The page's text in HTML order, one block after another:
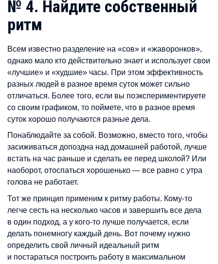
№ 4. Найдите собственный
ритм
Всем известно разделение на «сов» и «жаворонков»,
однако мало кто действительно знает и использует свои
«лучшие» и «худшие» часы. При этом эффективность
разных людей в разное время суток может сильно
отличаться. Более того, если вы поэкспериментируете
со своим графиком, то поймете, что в разное время
суток хорошо получаются разные дела.
Понаблюдайте за собой. Возможно, вместо того, чтобы
засиживаться допоздна над домашней работой, лучше
встать на час раньше и сделать ее перед школой? Или
наоборот, отоспаться хорошенько — все равно с утра
голова не работает.
Тот же принцип применим к ритму работы. Кому-то
легче сесть на несколько часов и завершить все дела
в один подход, а у кого-то лучше получается, если
делать понемногу каждый день. Вот почему нужно
определить свой личный идеальный ритм
и постараться построить работу в максимальном